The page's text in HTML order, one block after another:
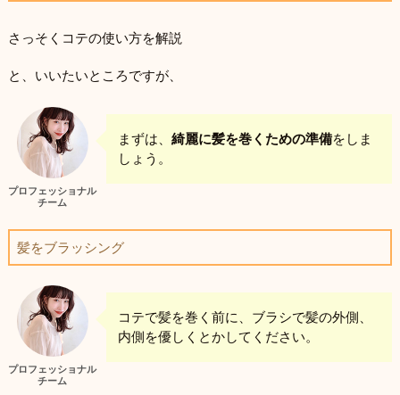
さっそくコテの使い方を解説
と、いいたいところですが、
プロフェッショナル
チーム
まずは、 綺麗に髪を巻くための準備をしま
しょう。
髪をブラッシング
プロフェッショナル
チーム
コテで髪を巻く前に、ブラシで髪の外側、
内側を優しくとかしてください。